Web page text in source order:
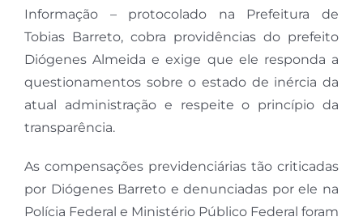
Informação – protocolado na Prefeitura de
Tobias Barreto, cobra providências do prefeito
Diógenes Almeida e exige que ele responda a
questionamentos sobre o estado de inércia da
atual administração e respeite o princípio da
transparência.
As compensações previdenciárias tão criticadas
por Diógenes Barreto e denunciadas por ele na
Polícia Federal e Ministério Público Federal foram